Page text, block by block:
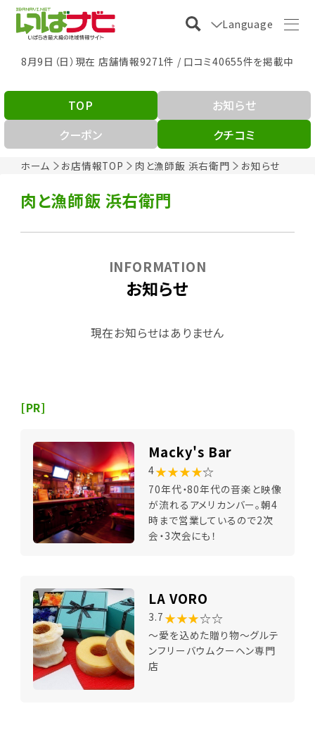
Language
8月9日（日）現在 店舗情報9271件 / 口コミ40655件を掲載中
ホーム お店情報TOP 肉と漁師飯 浜右衛門 お知らせ
TOP
お知らせ
クーポン
クチコミ
肉と漁師飯 浜右衛門
お知らせ
INFORMATION
現在お知らせはありません
[PR]
Macky's Bar
4★★★★☆
70年代・80年代の音楽と映像
が流れるアメリカンバー。朝4
時まで営業しているので2次
会・3次会にも！
LA VORO
3.7 ★★★☆☆
～愛を込めた贈り物～グルテ
ンフリーバウムクーヘン専門
店